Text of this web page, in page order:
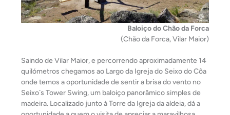
Baloiço do Chão da Forca
(Chão da Forca, Vilar Maior)
Saindo de Vilar Maior, e percorrendo aproximadamente 14
quilómetros chegamos ao Largo da Igreja do Seixo do Côa
onde temos a oportunidade de sentir a brisa do vento no
Seixo´s Tower Swing, um baloiço panorâmico simples de
madeira. Localizado junto à Torre da Igreja da aldeia, dá a